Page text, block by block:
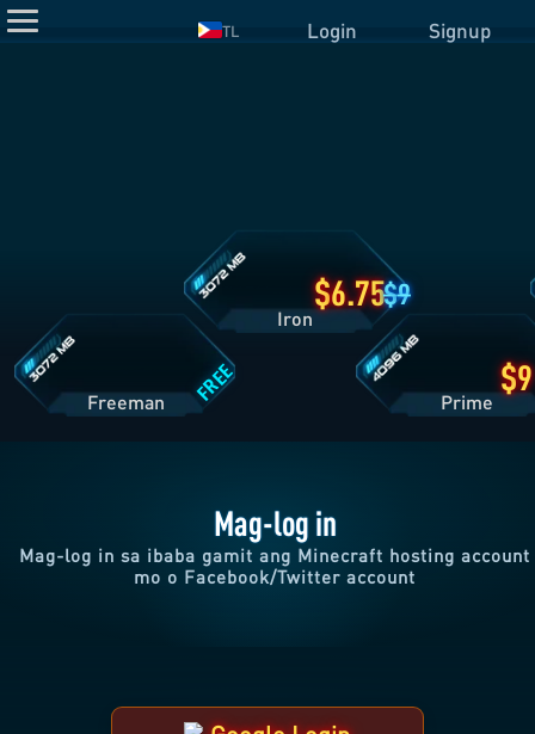
TL Login Signup
6.75
Mag-log in
Mag-log in sa ibaba gamit ang Minecraft hosting account
mo o Facebook/Twitter account